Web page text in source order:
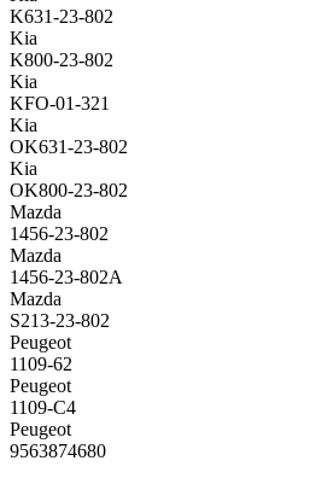
K631-23-802
Kia
K800-23-802
Kia
KFO-01-321
Kia
OK631-23-802
Kia
OK800-23-802
Mazda
1456-23-802
Mazda
1456-23-802A
Mazda
S213-23-802
Peugeot
1109-62
Peugeot
1109-C4
Peugeot
9563874680